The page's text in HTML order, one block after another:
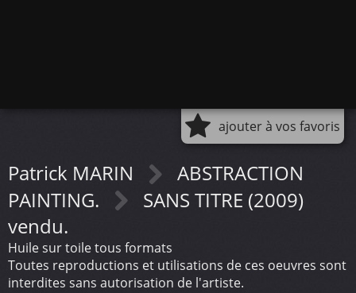
ajouter à vos favoris
Patrick MARIN
ABSTRACTION
PAINTING.
SANS TITRE (2009)
vendu.
Huile sur toile tous formats
Toutes reproductions et utilisations de ces oeuvres sont
interdites sans autorisation de l'artiste.